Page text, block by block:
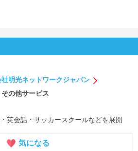
明光ネットワークジャパン
の他サービス
英会話・サッカースクールなどを展開
気になる